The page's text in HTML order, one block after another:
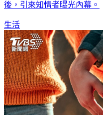
後，引來知情者曝光內幕。
生活